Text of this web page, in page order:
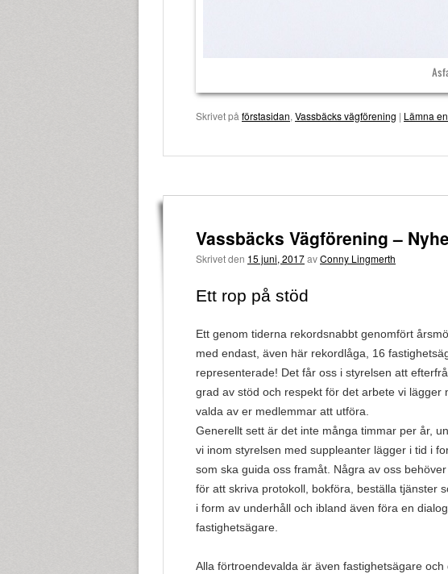
Skrivet på förstasidan, Vassbäcks vägförening | Lämna
Vassbäcks Vägförening –
Skrivet den 15 juni, 2017avConny Lingmerth
Ett rop på stöd
Ett genom tiderna rekordsnabbt genomfört
med endast, även här rekordlåga, 16
representerade! Det får oss i styrelsen att
grad av stöd och respekt för det arbete vi lägger
valda av er medlemmar att utföra.
Generellt sett är det inte många timmar per år,
vi inom styrelsen med suppleanter lägger i tid i
som ska guida oss framåt. Några av oss behöver
för att skriva protokoll, bokföra, beställa tjänster
i form av underhåll och ibland även föra en
fastighetsägare.
Alla förtroendevalda är även fastighetsägare